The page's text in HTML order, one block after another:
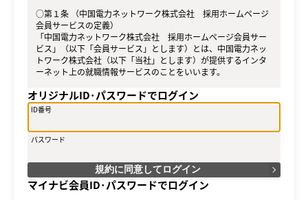
○第１条 （中国電力ネットワーク株式会社 採用ホームページ
会員サービスの定義）
「中国電力ネットワーク株式会社 採用ホームページ会員サー
ビス」（以下「会員サービス」とします）とは、中国電力ネッ
トワーク株式会社（以下「当社」とします）が提供するインタ
ーネット上の就職情報サービスのことをいいます。
○第２条（会員）
（１）会員とは、就職活動を行う学生のうち、当社が定める方
承認した方をいいます。
（２）会員は、「会員サービス」における会員向けのサービス
（３）会員は、入会の時点で本規約を承諾しなければなりませ
ん。会員が「会員サービス」を利用したときは、この会員規約
を承認したものとみなします。
オリジナルID･パスワードでログイン
ID番号
パスワード
規約に同意してログイン
マイナビ会員ID･パスワードでログイン